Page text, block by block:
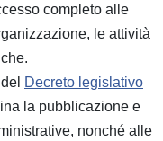
completo alle
le attività
Decreto legislativo
la pubblicazione e
nonché alle